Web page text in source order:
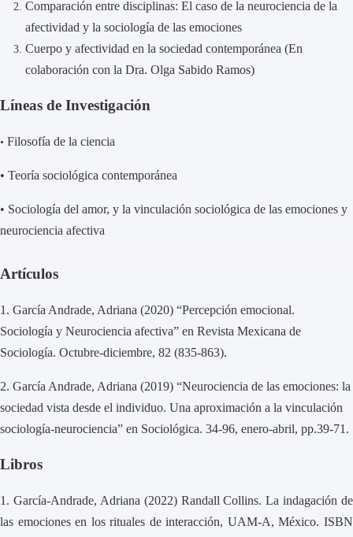
Comparación entre disciplinas: El caso de la neurociencia de la
afectividad y la sociología de las emociones
Cuerpo y afectividad en la sociedad contemporánea (En
colaboración con la Dra. Olga Sabido Ramos)
Líneas de Investigación
• Filosofía de la ciencia
• Teoría sociológica contemporánea
• Sociología del amor, y la vinculación sociológica de las emociones y
neurociencia afectiva
Artículos
1. García Andrade, Adriana (2020) “Percepción emocional.
Sociología y Neurociencia afectiva” en Revista Mexicana de
Sociología. Octubre-diciembre, 82 (835-863).
2. García Andrade, Adriana (2019) “Neurociencia de las emociones: la
sociedad vista desde el individuo. Una aproximación a la vinculación
sociología-neurociencia” en Sociológica. 34-96, enero-abril, pp.39-71.
Libros
1. García-Andrade, Adriana (2022) Randall Collins. La indagación de
las emociones en los rituales de interacción, UAM-A, México. ISBN